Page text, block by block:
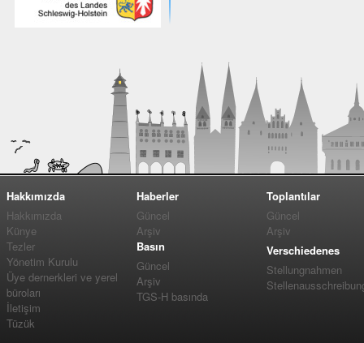
Hakkımızda
Hakkımızda
Künye
Tezler
Yönetim Kurulu
Üye dernerkleri ve yerel
büroları
İletişim
Tüzük
Haberler
Güncel
Arşiv
Basın
Güncel
Arşiv
TGS-H basında
Toplantılar
Güncel
Arşiv
Verschiedenes
Stellungnahmen